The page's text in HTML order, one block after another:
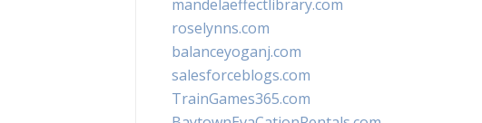
mandelaeffectlibrary.com
roselynns.com
balanceyoganj.com
salesforceblogs.com
TrainGames365.com